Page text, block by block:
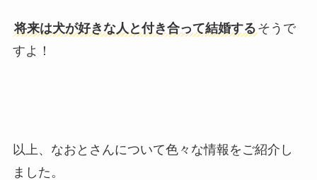
将来は犬が好きな人と付き合って結婚する そうで
すよ！
以上、なおとさんについて色々な情報をご紹介し
ました。